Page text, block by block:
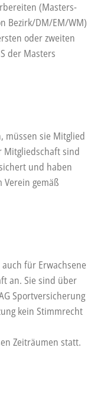
(Masters-
Bezirk/DM/EM/WM)
oder zweiten
der Masters
müssen sie Mitglied
Mitgliedschaft sind
und haben
gemäß
für Erwachsene
an. Sie sind über
Sportversicherung
kein Stimmrecht
Zeiträumen statt.